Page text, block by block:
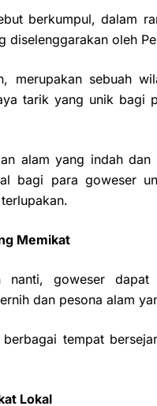
berkumpul, dalam
diselenggarakan oleh
merupakan sebuah
tarik yang unik bagi
alam yang indah
bagi para goweser
Memikat
nanti, goweser dapat
dan pesona alam
berbagai tempat
Lokal